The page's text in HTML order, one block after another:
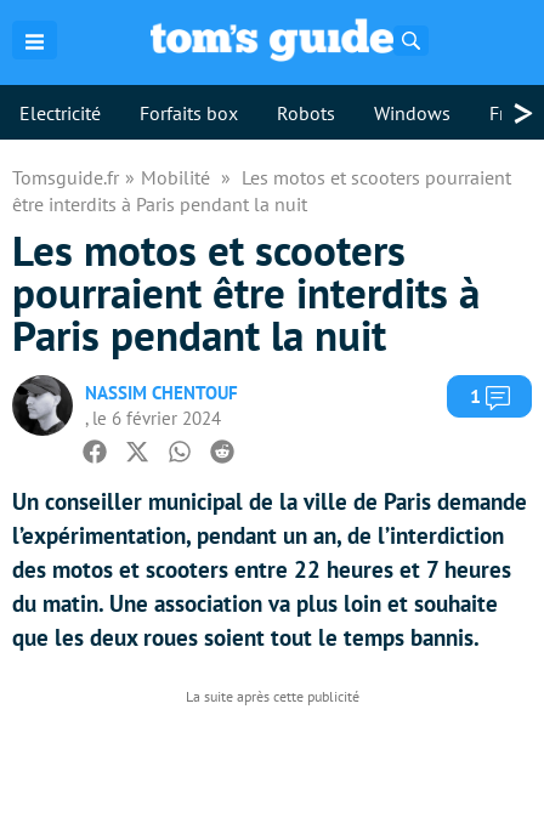
Electricité Forfaits box Robots Windows >
Tomsguide.fr Mobilité
Les motos et scooters pourraient
être interdits à Paris pendant la nuit
Les motos et scooters
pourraient être interdits à
Paris pendant la nuit
NASSIM CHENTOUF
, le 6 février 2024
1
Facebook
TwitterWhatsapp
Reddit
Un conseiller municipal de la ville de Paris demande
l’expérimentation, pendant un an, de l’interdiction
des motos et scooters entre 22 heures et 7 heures
du matin. Une association va plus loin et souhaite
que les deux roues soient tout le temps bannis.